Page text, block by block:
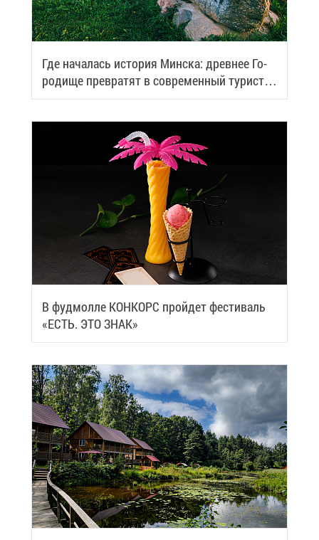
Где на­ча­лась ис­то­рия Мин­ска: древ­нее Го­
ро­ди­ще пре­вра­тят в со­вре­мен­ный ту­ри­сти­
че­ский центр
В фуд­мол­ле КОН­КОРС прой­дет фе­сти­валь
«ЕСТЬ. ЭТО ЗНАК»